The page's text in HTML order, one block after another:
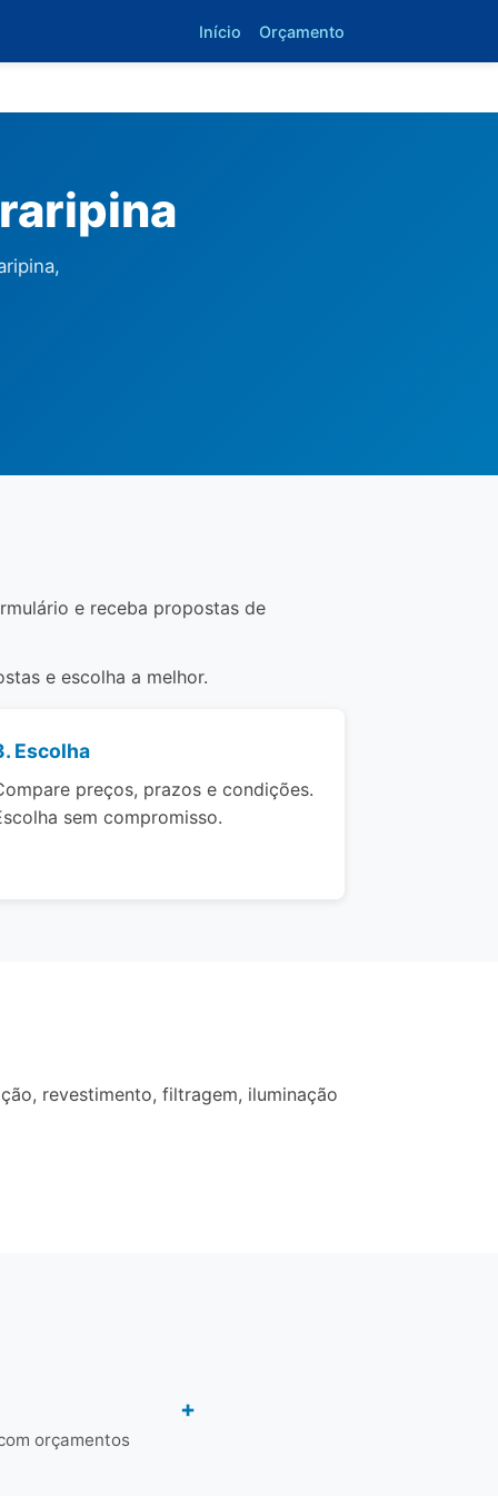
Início Orçamento
e receba propostas de
e escolha a melhor.
Escolha
preços, prazos e condições.
sem compromisso.
revestimento, filtragem, iluminação
orçamentos